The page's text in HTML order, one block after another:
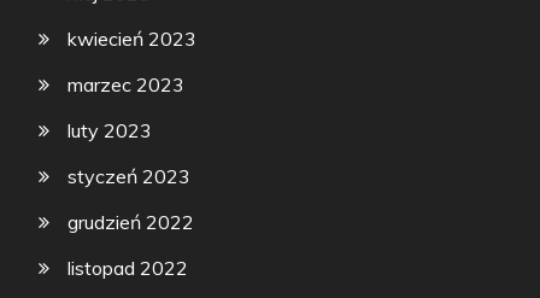
kwiecień 2023
marzec 2023
luty 2023
styczeń 2023
grudzień 2022
listopad 2022